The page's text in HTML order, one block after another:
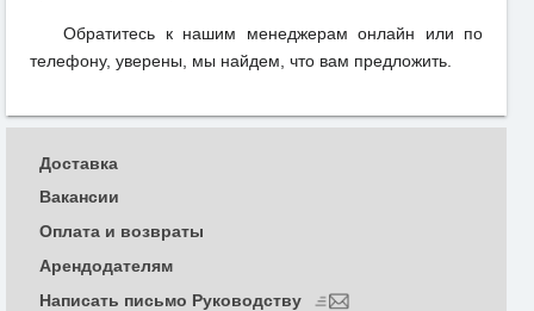
Обратитесь к нашим менеджерам онлайн или по
телефону, уверены, мы найдем, что вам предложить.
Доставка
Вакансии
Оплата и возвраты
Арендодателям
Написать письмо Руководству